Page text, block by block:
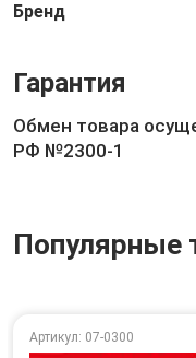
Бренд
Гарантия
Обмен товара
РФ №2300-1
Популярные
Артикул: 07-0300